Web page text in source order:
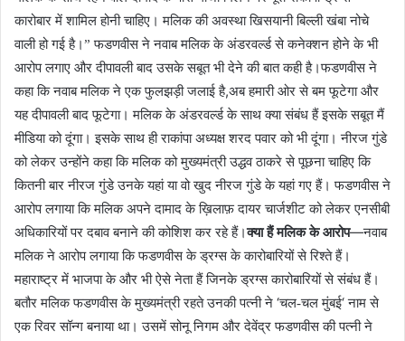
कारोबार में शामिल होनी चाहिए। मलिक की अवस्था खिसयानी बिल्ली खंबा नोचे
वाली हो गई है।” फडणवीस ने नवाब मलिक के अंडरवर्ल्ड से कनेक्शन होने के भी
आरोप लगाए और दीपावली बाद उसके सबूत भी देने की बात कही है।फडणवीस ने
कहा कि नवाब मलिक ने एक फुलझड़ी जलाई है,अब हमारी ओर से बम फूटेगा और
यह दीपावली बाद फूटेगा। मलिक के अंडरवर्ल्ड के साथ क्या संबंध हैं इसके सबूत मैं
मीडिया को दूंगा। इसके साथ ही राकांपा अध्यक्ष शरद पवार को भी दूंगा। नीरज गुंडे
को लेकर उन्होंने कहा कि मलिक को मुख्यमंत्री उद्धव ठाकरे से पूछना चाहिए कि
कितनी बार नीरज गुंडे उनके यहां या वो खुद नीरज गुंडे के यहां गए हैं। फडणवीस ने
आरोप लगाया कि मलिक अपने दामाद के ख़िलाफ़ दायर चार्जशीट को लेकर एनसीबी
अधिकारियों पर दबाव बनाने की कोशिश कर रहे हैं।क्या हैं मलिक के आरोप—नवाब
मलिक ने आरोप लगाया कि फडणवीस के ड्रग्स के कारोबारियों से रिश्ते हैं।
महाराष्ट्र में भाजपा के और भी ऐसे नेता हैं जिनके ड्रग्स कारोबारियों से संबंध हैं।
बतौर मलिक फडणवीस के मुख्यमंत्री रहते उनकी पत्नी ने ‘चल-चल मुंबई‘नाम से
एक रिवर सॉन्ग बनाया था। उसमें सोनू निगम और देवेंद्र फडणवीस की पत्नी ने